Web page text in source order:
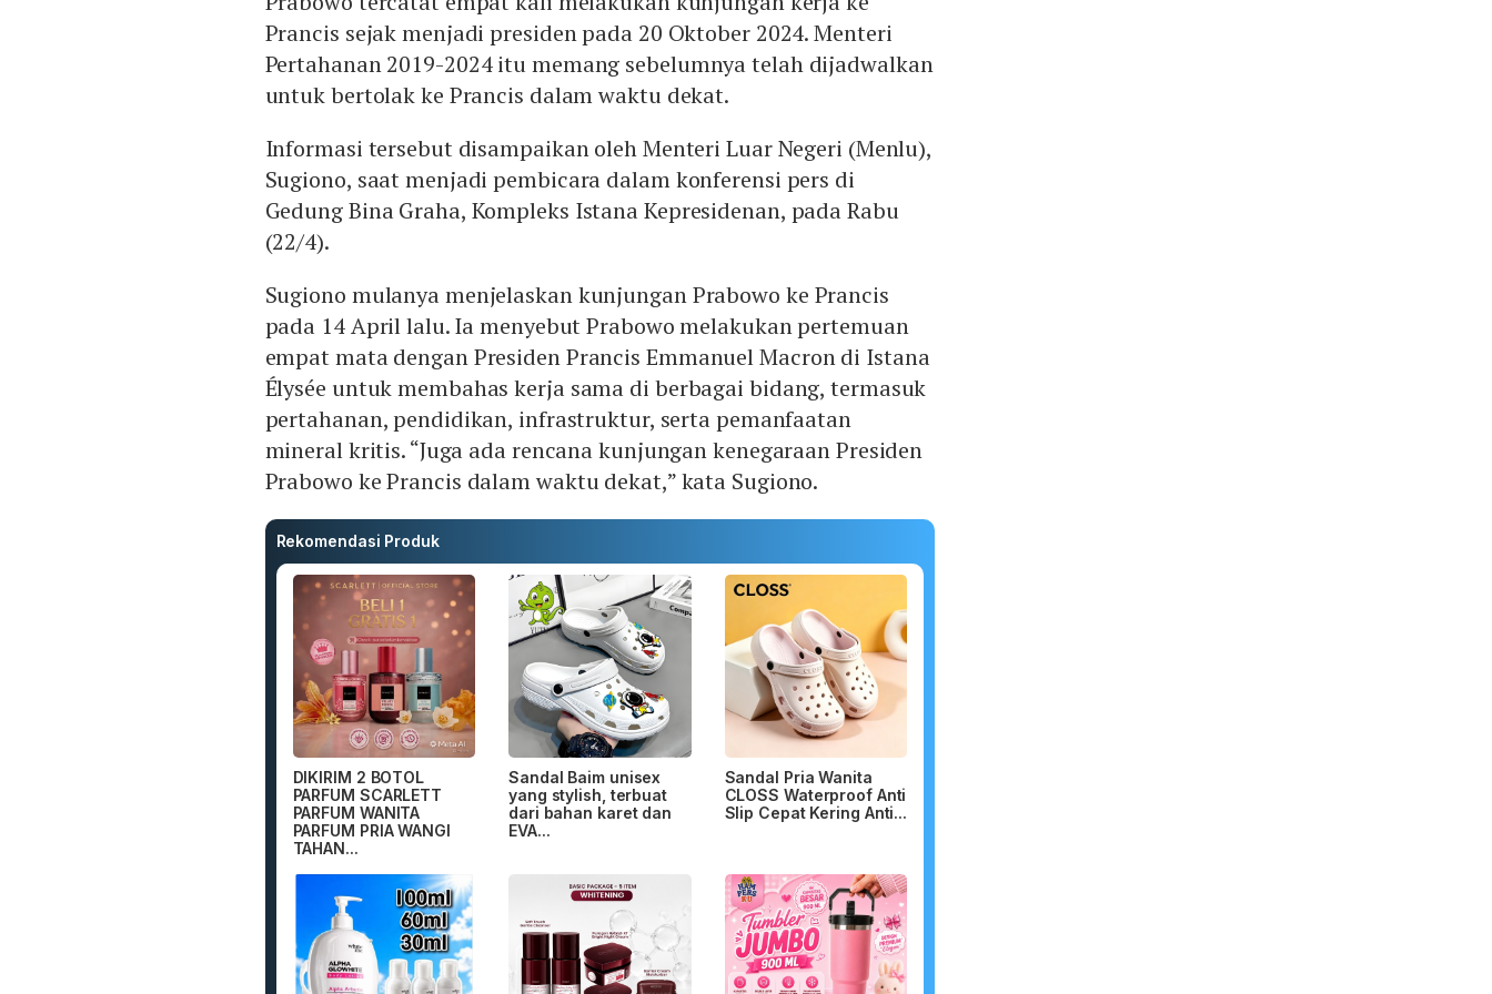
Prancis sejak menjadi presiden pada 20 Oktober 2024. Menteri
Pertahanan 2019-2024 itu memang sebelumnya telah dijadwalkan
untuk bertolak ke Prancis dalam waktu dekat.
Informasi tersebut disampaikan oleh Menteri Luar Negeri (Menlu),
Sugiono, saat menjadi pembicara dalam konferensi pers di
Gedung Bina Graha, Kompleks Istana Kepresidenan, pada Rabu
(22/4).
Sugiono mulanya menjelaskan kunjungan Prabowo ke Prancis
pada 14 April lalu. Ia menyebut Prabowo melakukan pertemuan
empat mata dengan Presiden Prancis Emmanuel Macron di Istana
Élysée untuk membahas kerja sama di berbagai bidang, termasuk
pertahanan, pendidikan, infrastruktur, serta pemanfaatan
mineral kritis. “Juga ada rencana kunjungan kenegaraan Presiden
Prabowo ke Prancis dalam waktu dekat,” kata Sugiono.
Rekomendasi Produk
DIKIRIM 2 BOTOL
PARFUM SCARLETT
PARFUM WANITA
PARFUM PRIA WANGI
TAHAN...
Sandal Baim unisex
yang stylish, terbuat
dari bahan karet dan
EVA...
Sandal Pria Wanita
CLOSS Waterproof Anti
Slip Cepat Kering Anti...